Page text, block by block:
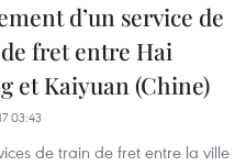
d’un service de
fret entre Hai
et Kaiyuan (Chine)
03:43
de train de fret entre la ville